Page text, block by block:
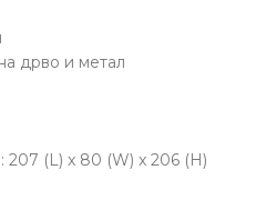
дрво и метал
207 (L) x 80 (W) x 206 (H)